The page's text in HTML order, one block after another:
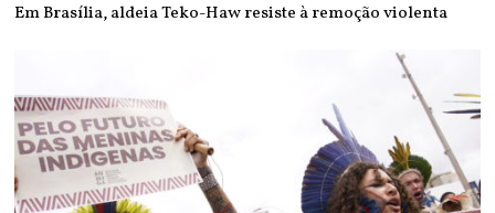
Em Brasília, aldeia Teko-Haw resiste à remoção violenta